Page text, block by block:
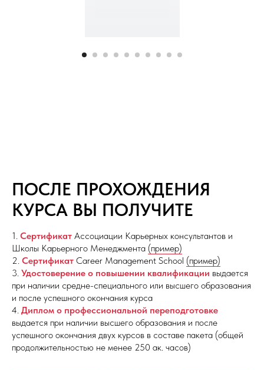
ПОСЛЕ ПРОХОЖДЕНИЯ
КУРСА ВЫ ПОЛУЧИТЕ
1. Сертификат Ассоциации Карьерных консультантов и
Школы Карьерного Менеджмента (пример)
2. Сертификат Career Management School (пример)
3. Удостоверение о повышении квалификации выдается
при наличии средне-специального или высшего образования
и после успешного окончания курса
4. Диплом о профессиональной переподготовке
выдается при наличии высшего образования и после
успешного окончания двух курсов в составе пакета (общей
продолжительностью не менее 250 ак. часов)